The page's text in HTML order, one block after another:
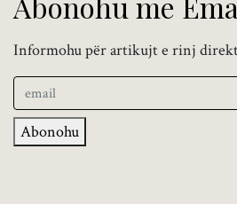
Informohu për artikujt e rinj
Abonohu